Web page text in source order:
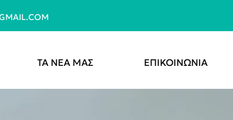
ΤΑ ΝΕΑ ΜΑΣ ΕΠΙΚΟΙΝΩΝΙΑ